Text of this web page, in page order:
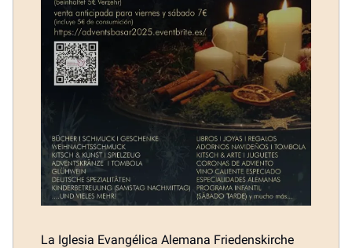
La Iglesia Evangélica Alemana Friedenskirche